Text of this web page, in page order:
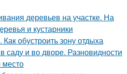
деревьев на участке. На
и кустарники
обустроить зону отдыха
саду и во дворе. Разновидности